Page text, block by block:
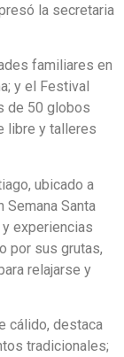
la secretaria
familiares en
y el Festival
de 50 globos
libre y talleres
ubicado a
Santa
experiencias
por sus grutas,
relajarse y
cálido, destaca
tradicionales;